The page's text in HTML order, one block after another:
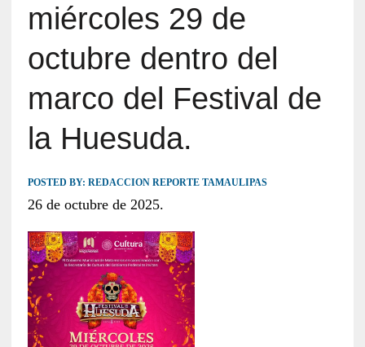
miércoles 29 de
octubre dentro del
marco del Festival de
la Huesuda.
POSTED BY: REDACCION REPORTE TAMAULIPAS
26 de octubre de 2025.